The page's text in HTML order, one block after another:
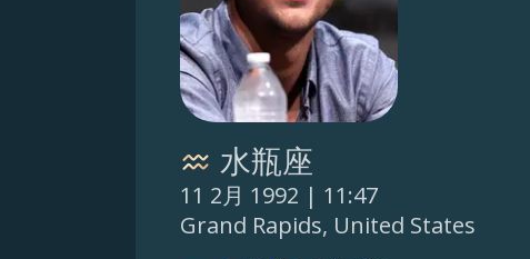
水瓶座
11 2月 1992 | 11:47
Grand Rapids, United States